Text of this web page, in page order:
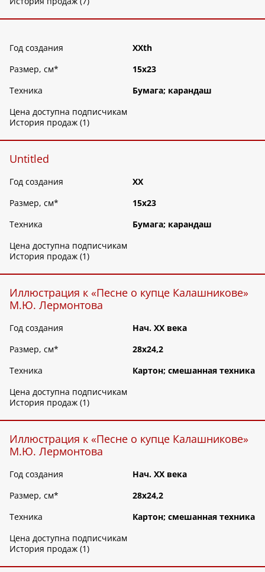
Год создания
XXth
Размер, см*
15х23
Техника
Бумага; карандаш
Цена доступна подписчикам
История продаж (1)
Untitled
Год создания
XX
Размер, см*
15х23
Техника
Бумага; карандаш
Цена доступна подписчикам
История продаж (1)
Иллюстрация к «Песне о купце Калашникове»
М.Ю. Лермонтова
Год создания
Нач. ХХ века
Размер, см*
28х24,2
Техника
Картон; смешанная техника
Цена доступна подписчикам
История продаж (1)
Иллюстрация к «Песне о купце Калашникове»
М.Ю. Лермонтова
Год создания
Нач. ХХ века
Размер, см*
28х24,2
Техника
Картон; смешанная техника
Цена доступна подписчикам
История продаж (1)